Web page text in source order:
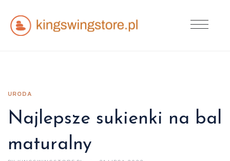
URODA
Najlepsze sukienki na bal
maturalny